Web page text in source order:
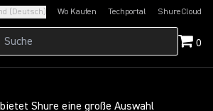
(Deutsch) Wo Kaufen Techportal
(Opens in a new tab)ShureCloud
(Opens in a new
0
Shure eine große Auswahl